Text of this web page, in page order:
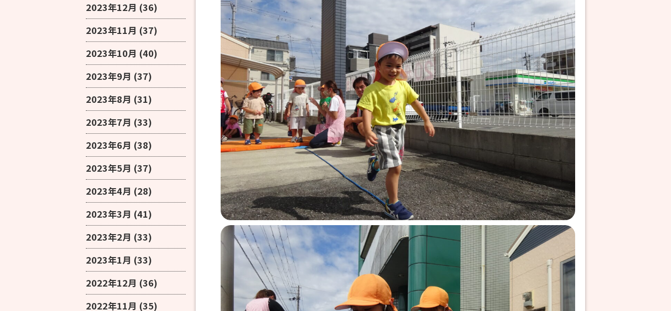
2023年12月 (36)
2023年11月 (37)
2023年10月 (40)
2023年9月 (37)
2023年8月 (31)
2023年7月 (33)
2023年6月 (38)
2023年5月 (37)
2023年4月 (28)
2023年3月 (41)
2023年2月 (33)
2023年1月 (33)
2022年12月 (36)
2022年11月 (35)